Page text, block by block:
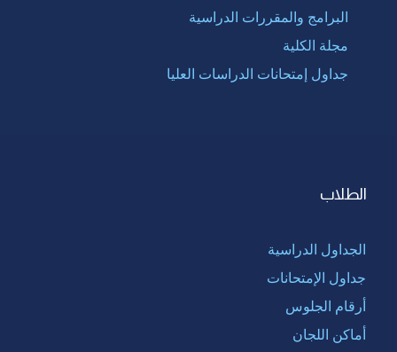
البرامج والمقررات الدراسية
مجلة الكلية
جداول إمتحانات الدراسات العليا
الطلاب
الجداول الدراسية
جداول الإمتحانات
أرقام الجلوس
أماكن اللجان